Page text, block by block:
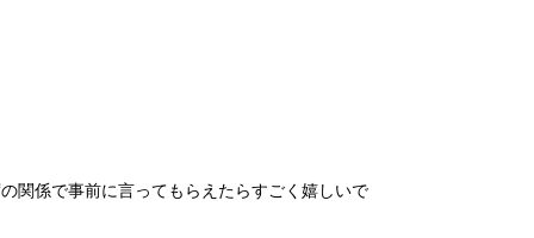
関係で事前に言ってもらえたらすごく嬉しいで